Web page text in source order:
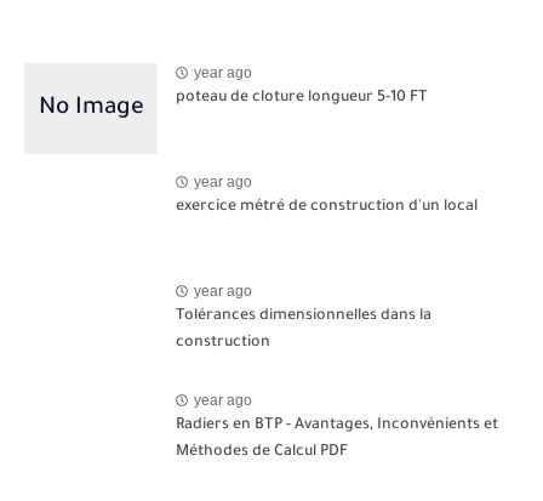
year ago
poteau de cloture longueur 5-10 FT
year ago
exercice métré de construction d'un local
year ago
Tolérances dimensionnelles dans la
construction
year ago
Radiers en BTP - Avantages, Inconvénients et
Méthodes de Calcul PDF